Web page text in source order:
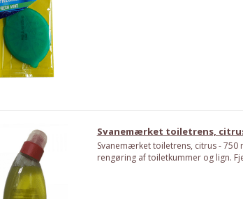
Svanemærket toiletrens,
Svanemærket toiletrens, citrus - 750
rengøring af toiletkummer og lign.